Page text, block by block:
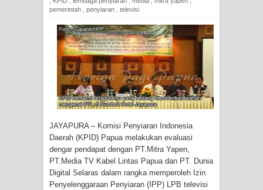
Tiga Personel Polresta Jayapura Kota
Jalani Sidang BP4R di Jayapura
Kapolresta Jayapura Kota
Mengapresiasi Antusiasme Warga
Saat Nonton Bareng Final Piala Dunia
2026 di Lapangan Karang PTC Entrop
Kebakaran Hanguskan Satu Rumah
di Kompleks Asrama Polisi Sorong
pemerintah
penyiaran televisi
JAYAPURA – Komisi Penyiaran Indonesia
Daerah (KPID) Papua melakukan evaluasi
dengar pendapat dengan PT.Mitra Yapen,
PT.Media TV Kabel Lintas Papua dan PT. Dunia
Digital Selaras dalam rangka memperoleh Izin
Penyelenggaraan Penyiaran (IPP) LPB televisi